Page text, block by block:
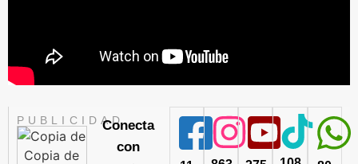
PUBLICIDADConecta
con